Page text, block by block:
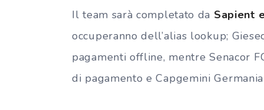
Il team sarà completato da Sapient
occuperanno dell’alias lookup;
pagamenti offline, mentre Senacor
di pagamento e Capgemini